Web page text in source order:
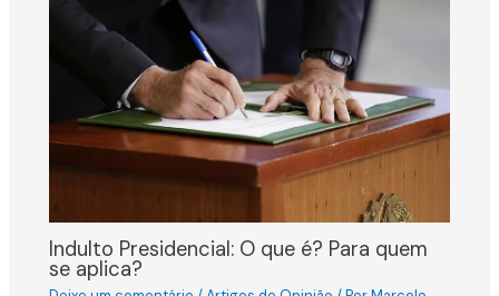
Indulto Presidencial: O que é? Para quem
se aplica?